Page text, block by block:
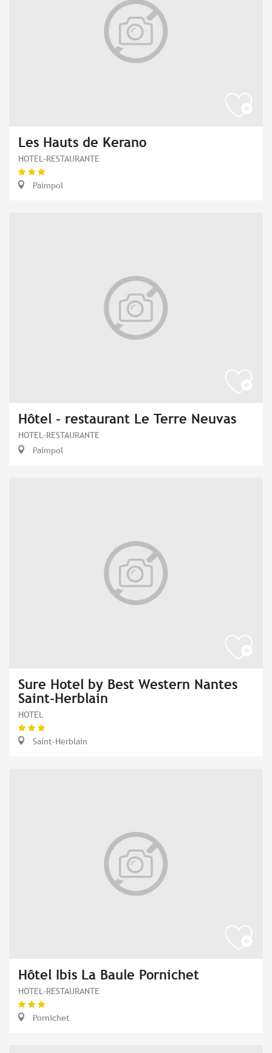
Les Hauts de Kerano
HOTEL-RESTAURANTE
Paimpol
Hôtel - restaurant Le Terre Neuvas
HOTEL-RESTAURANTE
Paimpol
Sure Hotel by Best Western Nantes
Saint-Herblain
HOTEL
Saint-Herblain
Hôtel Ibis La Baule Pornichet
HOTEL-RESTAURANTE
Pornichet